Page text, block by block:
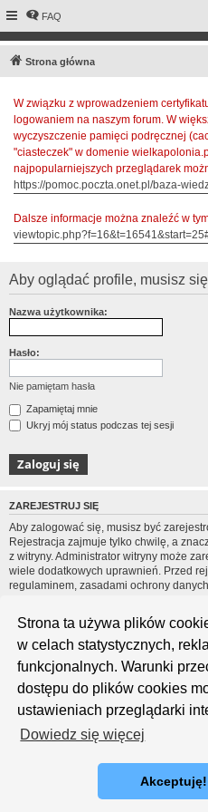
Strona ta używa plików
w celach statystycznych,
funkcjonalnych. Warunki
dostępu do plików cookies
ustawieniach przeglądarki
Dowiedz się więcej
Akceptuję!
FAQ
Strona główna
W związku z wprowadzeniem
logowaniem na naszym forum. W
wyczyszczenie pamięci podręcznej
"ciasteczek" w domenie
najpopularniejszych przeglądarek
https://pomoc.poczta.onet.pl/baza-
Dalsze informacje można znaleźć w
Aby oglądać profile, musisz
Nazwa użytkownika:
Hasło:
Nie pamiętam hasła
Zapamiętaj mnie
Ukryj mój status podczas tej sesji
ZAREJESTRUJ SIĘ
Aby zalogować się, musisz być
Rejestracja zajmuje tylko chwilę, a
z witryny. Administrator witryny może
wiele dodatkowych uprawnień. Przed
regulaminem, zasadami ochrony
często zadawane pytania (FAQ), gdzie
zagadnień dotyczących funkcjonowania
Regulamin| Zasady ochrony danych
Zarejestruj się
Technologię dostarczaphpBB® Forum
Polski pakiet językowy dostarcza phpBB.pl